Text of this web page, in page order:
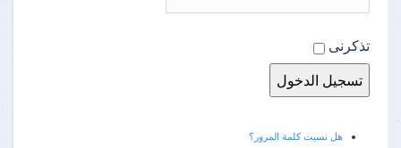
تذكرنى
هل نسيت كلمة المرور؟